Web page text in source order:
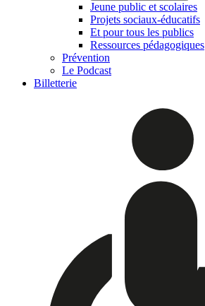
Jeune public et scolaires
Projets sociaux-éducatifs
Et pour tous les publics
Ressources pédagogiques
Prévention
Le Podcast
Billetterie